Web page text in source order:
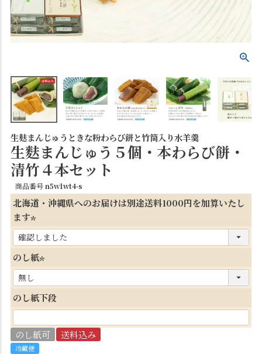
生麸まんじゅうときな粉わらび餅と竹筒入り水羊羹
生麩まんじゅう５個・本わらび餅・
清竹４本セット
商品番号n5w1wt4-s
北海道・沖縄県へのお届けは別途送料1000円を加算いたし
ます
(
必
須
)
のし紙
必
須
のし紙下段
のし紙可 送料込み
冷蔵便